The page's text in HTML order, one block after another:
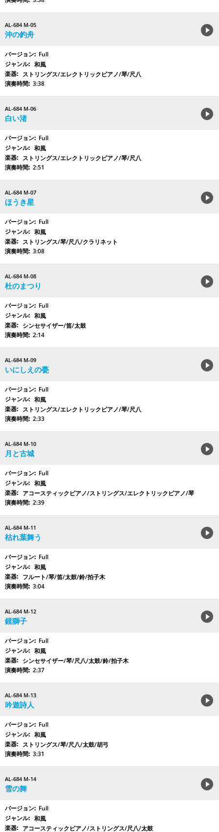
AL-684 M-05
沖の釣舟
Full
和風
ストリングス/エレクトリックピアノ/琴/尺八
3:38
AL-684 M-06
白い渚
Full
和風
ストリングス/エレクトリックピアノ/琴/尺八
2:51
AL-684 M-07
ほうき星
Full
和風
ストリングス/琴/尺八/クラリネット
3:08
AL-684 M-08
杜のまつり
Full
和風
シンセサイザー/笛/太鼓
2:14
AL-684 M-09
いにしえの甍
Full
和風
ストリングス/エレクトリックピアノ/琴/尺八
2:33
AL-684 M-10
月と古城
Full
和風
アコースティックピアノ/ストリングス/エレクトリックピアノ/琴
2:39
AL-684 M-11
枯れ葉舞う
Full
和風
フルート/琴/笛/太鼓/鈴/拍子木
3:04
AL-684 M-12
鏡獅子
Full
和風
シンセサイザー/琴/尺八/太鼓/鈴/拍子木
2:37
AL-684 M-13
吟遊詩人
Full
和風
ストリングス/琴/尺八/太鼓/胡弓
3:31
AL-684 M-14
雪の舞
Full
和風
アコースティックピアノ/ストリングス/尺八/太鼓